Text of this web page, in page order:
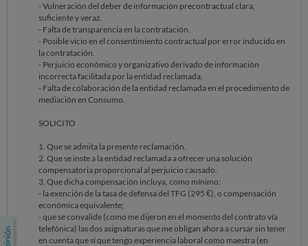
- Vulneración del deber de información precontractual clara,
suficiente y veraz.
- Falta de transparencia en la contratación.
- Posible vicio en el consentimiento contractual por error inducido en
la contratación.
- Perjuicio económico y organizativo derivado de información
incorrecta facilitada por la entidad reclamada.
- Falta de colaboración de la entidad reclamada en el procedimiento de
mediación en Consumo.
SOLICITO
1. Que se admita la presente reclamación.
2. Que se inste a la entidad reclamada a ofrecer una solución
compensatoria proporcional al perjuicio causado.
3. Que dicha compensación incluya, como mínimo:
- la exención de la tasa de defensa del TFG (295 €), o compensación
económica equivalente;
- que se convalide (como me dijeron en el momento del contrato vía
telefónica) las dos asignaturas que me obligan ahora a cursar sin tener
en cuenta que sí que tengo experiencia laboral como maestra (en